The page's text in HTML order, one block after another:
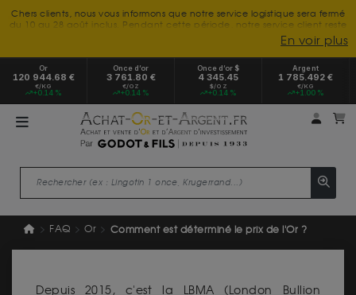
Chers clients, nous vous informons que notre service logistique sera fermé
du 10 au 28 août inclus. Pendant cette période, notre service client reste
à votre disposition tout l'été. Vous pouvez nous joindre du lundi au
vendredi, de 9h30 à 18h, pour toute demande d'information.
Nous vous remercions de votre compréhension et vous souhaitons un
excellent été.
En voir plus
Or
120 944.68 €
€/KG
+0.14 %
Once d’or
3 761.80 €
€/OZ
+0.14 %
Once d’or $
4 345.45
$/OZ
+0.14 %
Argent
1 785.492 €
€/KG
+1.00 %
Mon
FAQ Or Comment est déterminé le prix de l'Or ?
Depuis 2015, c'est la LBMA (London Bullion